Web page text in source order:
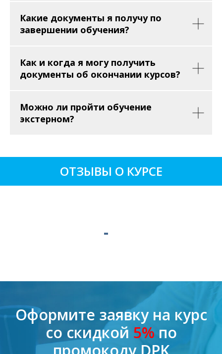
Какие документы я получу по
завершении обучения?
Как и когда я могу получить
документы об окончании курсов?
Можно ли пройти обучение
экстерном?
ОТЗЫВЫ О КУРСЕ
Оформите заявку на курс
со скидкой 5% по